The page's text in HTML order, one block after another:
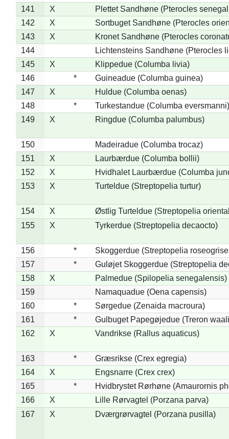
141
X
Plettet Sandhøne (Pterocles
142
X
Sortbuget Sandhøne (Pterocles
143
X
Kronet Sandhøne (Pterocles
144
Lichtensteins Sandhøne (Pterocles
145
X
Klippedue (Columba livia)
146
*
Guineadue (Columba guinea)
147
X
Huldue (Columba oenas)
148
*
Turkestandue (Columba eversmanni)
149
X Ringdue (Columba palumbus)
150
Madeiradue (Columba trocaz)
151
X
Laurbærdue (Columba bollii)
152
X
Hvidhalet Laurbærdue (Columba
153
X Turteldue (Streptopelia turtur)
154 X
Østlig Turteldue (Streptopelia
155
X Tyrkerdue (Streptopelia decaocto)
156 *
Skoggerdue (Streptopelia
157
*
Guløjet Skoggerdue (Streptopelia
158
X
Palmedue (Spilopelia senegalensis)
159
Namaquadue (Oena capensis)
160
*
Sørgedue (Zenaida macroura)
161
*
Gulbuget Papegøjedue (Treron
162
X Vandrikse (Rallus aquaticus)
163 *
Græsrikse (Crex egregia)
164
X
Engsnarre (Crex crex)
165
*
Hvidbrystet Rørhøne (Amaurornis
166
X
Lille Rørvagtel (Porzana parva)
167
X Dværgrørvagtel (Porzana pusilla)